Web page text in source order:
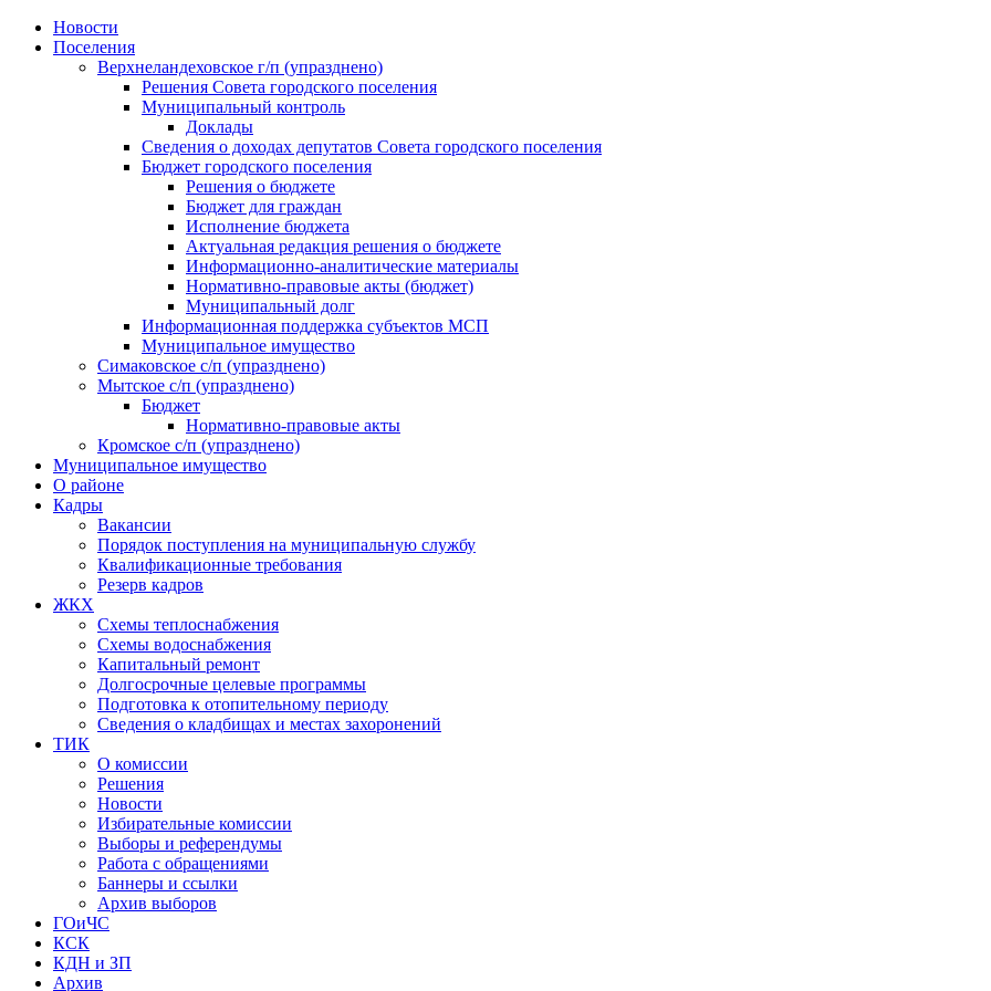
Skip
Новости
Поселения
Верхнеландеховское г/п (упразднено)
Решения Совета городского поселения
Муниципальный контроль
Доклады
Сведения о доходах депутатов Совета городского поселения
Бюджет городского поселения
Решения о бюджете
Бюджет для граждан
Исполнение бюджета
Актуальная редакция решения о бюджете
Информационно-аналитические материалы
Нормативно-правовые акты (бюджет)
Муниципальный долг
Информационная поддержка субъектов МСП
Муниципальное имущество
Симаковское с/п (упразднено)
Мытское с/п (упразднено)
Бюджет
Нормативно-правовые акты
Кромское с/п (упразднено)
Муниципальное имущество
О районе
Кадры
Вакансии
Порядок поступления на муниципальную службу
Квалификационные требования
Резерв кадров
ЖКХ
Схемы теплоснабжения
Схемы водоснабжения
Капитальный ремонт
Долгосрочные целевые программы
Подготовка к отопительному периоду
Сведения о кладбищах и местах захоронений
ТИК
О комиссии
Решения
Новости
Избирательные комиссии
Выборы и референдумы
Работа с обращениями
Баннеры и ссылки
Архив выборов
ГОиЧС
КСК
КДН и ЗП
Архив